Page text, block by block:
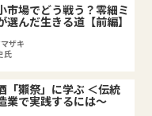
市場でどう戦う？零細ミ
選んだ生きる道【前編】
ザキ
氏
「獺祭」に学ぶ ＜伝統
業で実践するには～